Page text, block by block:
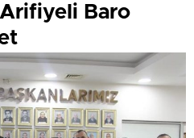
Arifiyeli Baro